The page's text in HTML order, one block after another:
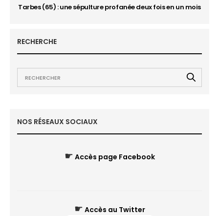
Tarbes (65) : une sépulture profanée deux fois en un mois
RECHERCHE
NOS RÉSEAUX SOCIAUX
☛ Accès page Facebook
☛ Accès au Twitter